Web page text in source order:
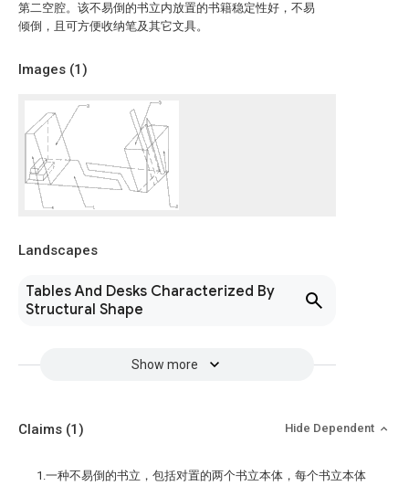
第二空腔。该不易倒的书立内放置的书籍稳定性好，不易
倾倒，且可方便收纳笔及其它文具。
Images (1)
Landscapes
Tables And Desks Characterized By
Structural Shape
Show more
Claims (1) Hide Dependent
1.一种不易倒的书立，包括对置的两个书立本体，每个书立本体